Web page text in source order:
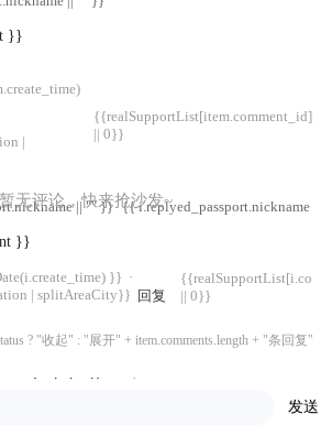
}}
|
{{realSupportList[item.comment_id]
|| 0}}
|| "" }} {{ i.replyed_passport.nickname ||
}}
}} ·
| splitAreaCity}}
回复
|| 0}}
? "收起" : "展开" + item.comments.length + "条回复"}}
暂无评论，快来抢沙发~
发送